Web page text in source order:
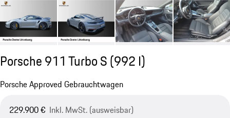
Porsche 911 Turbo S(992 I)
Porsche Approved Gebrauchtwagen
229.900 € Inkl. MwSt. (ausweisbar)